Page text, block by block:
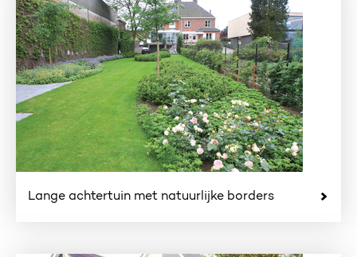
Lange achtertuin met natuurlijke borders